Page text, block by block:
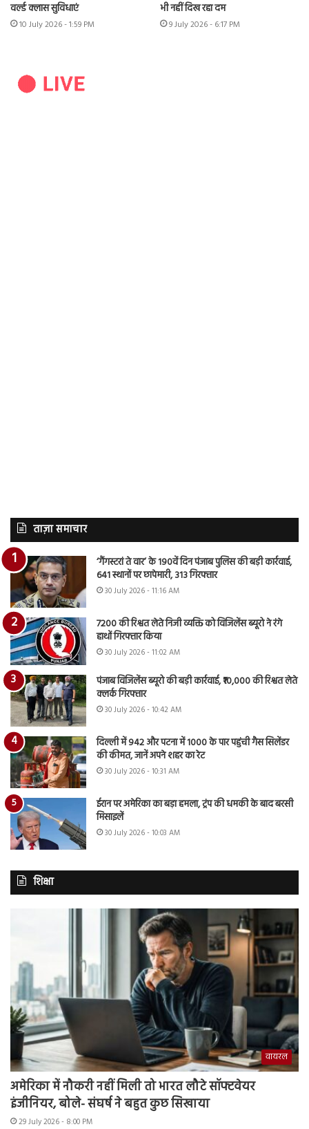
वर्ल्ड क्लास सुविधाएं
10 July 2026 - 1:59 PM
भी नहीं दिख रहा दम
9 July 2026 - 6:17 PM
ताज़ा समाचार
‘गैंगस्टरां ते वार’ के 190वें दिन पंजाब पुलिस की बड़ी कार्रवाई,
641 स्थानों पर छापेमारी, 313 गिरफ्तार
30 July 2026 - 11:16 AM
7200 की रिश्वत लेते निजी व्यक्ति को विजिलेंस ब्यूरो ने रंगे
हाथों गिरफ्तार किया
30 July 2026 - 11:02 AM
पंजाब विजिलेंस ब्यूरो की बड़ी कार्रवाई, ₹10,000 की रिश्वत लेते
क्लर्क गिरफ्तार
30 July 2026 - 10:42 AM
दिल्ली में 942 और पटना में 1000 के पार पहुंची गैस सिलेंडर
की कीमत, जानें अपने शहर का रेट
30 July 2026 - 10:31 AM
ईरान पर अमेरिका का बड़ा हमला, ट्रंप की धमकी के बाद बरसी
मिसाइलें
30 July 2026 - 10:03 AM
शिक्षा
वायरल
अमेरिका में नौकरी नहीं मिली तो भारत लौटे सॉफ्टवेयर
इंजीनियर, बोले- संघर्ष ने बहुत कुछ सिखाया
29 July 2026 - 8:00 PM